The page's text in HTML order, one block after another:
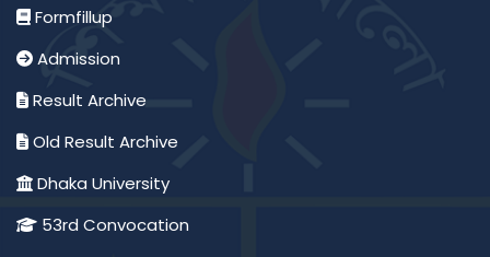
Formfillup
Admission
Result Archive
Old Result Archive
Dhaka University
53rd Convocation